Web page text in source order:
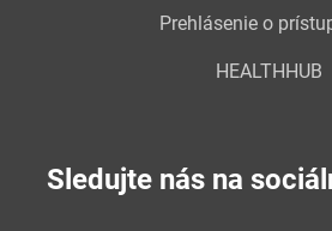
Prehlásenie o
HEALTHHUB
Sledujte nás na